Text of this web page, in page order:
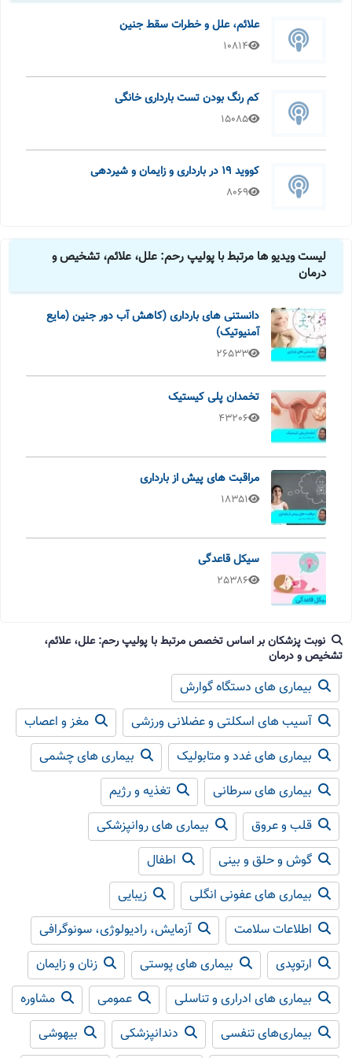
علائم، علل و خطرات سقط جنین
10814
کم رنگ بودن تست بارداری خانگی
15085
کووید 19 در بارداری و زایمان و شیردهی
8069
لیست ویدیو ها مرتبط با پولیپ رحم: علل، علائم، تشخیص و
درمان
دانستنی های بارداری (کاهش آب دور جنین (مایع
آمنیوتیک)
26533
تخمدان پلی کیستیک
43206
مراقبت های پیش از بارداری
18351
سیکل قاعدگی
25386
نوبت پزشکان بر اساس تخصص مرتبط با پولیپ رحم: علل، علائم،
تشخیص و درمان
بیماری های دستگاه گوارش
آسیب های اسکلتی و عضلانی ورزشی
مغز و اعصاب
بیماری های غدد و متابولیک
بیماری های چشمی
بیماری های سرطانی
تغذیه و رژیم
قلب و عروق
بیماری های روانپزشکی
گوش و حلق و بینی
اطفال
بیماری های عفونی انگلی
زیبایی
اطلاعات سلامت
آزمایش، رادیولوژی، سونوگرافی
ارتوپدی
بیماری های پوستی
زنان و زایمان
بیماری های ادراری و تناسلی
عمومی
مشاوره
بیماری‌های تنفسی
دندانپزشکی
بیهوشی